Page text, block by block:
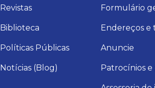
Revistas
Biblioteca
Políticas Públicas
Notícias (Blog)
Formulário
Endereços e
Anuncie
Patrocínios e